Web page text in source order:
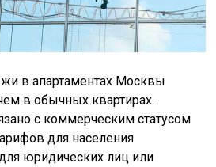
в апартаментах Москвы
в обычных квартирах.
с коммерческим статусом
для населения
юридических лиц или